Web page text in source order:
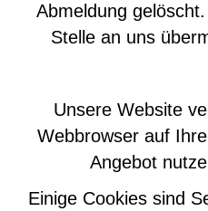
Abmeldung
Stelle an uns
Unsere Website
Webbrowser auf
Angebot
Einige Cookies sind